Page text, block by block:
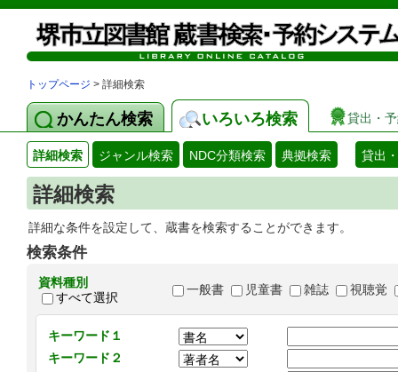
トップページ > 詳細検索
かんたん検索 いろいろ検索 貸出・
詳細検索 ジャンル検索 NDC分類検索 典拠検索 貸出
詳細検索
詳細な条件を設定して、蔵書を検索することができます。
検索条件
資料種別
すべて選択
一般書 児童書 雑誌 視聴覚
キーワード１
キーワード２